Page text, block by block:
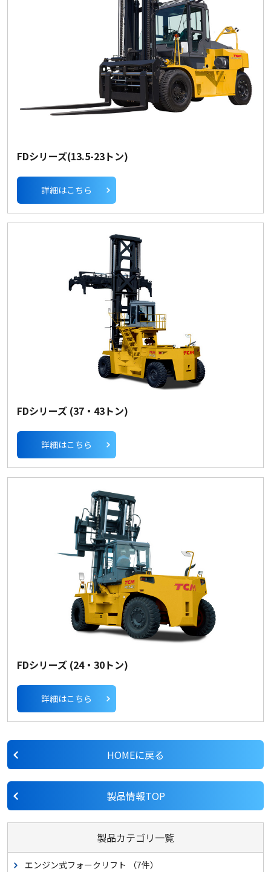
FDシリーズ(13.5-23トン)
詳細はこちら
FDシリーズ (37・43トン)
詳細はこちら
FDシリーズ (24・30トン)
詳細はこちら
HOMEに戻る
製品情報TOP
製品カテゴリ一覧
エンジン式フォークリフト （7件）